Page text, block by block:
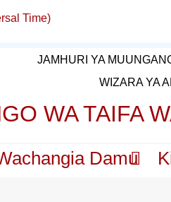
Time)
JAMHURI YA
WIZARA YA
WA TAIFA
Damu